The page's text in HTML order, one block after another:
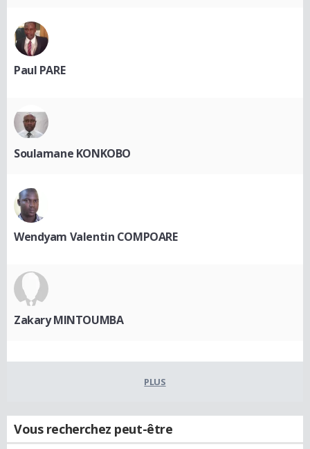
Paul PARE
Soulamane KONKOBO
Wendyam Valentin COMPOARE
Zakary MINTOUMBA
PLUS
Vous recherchez peut-être